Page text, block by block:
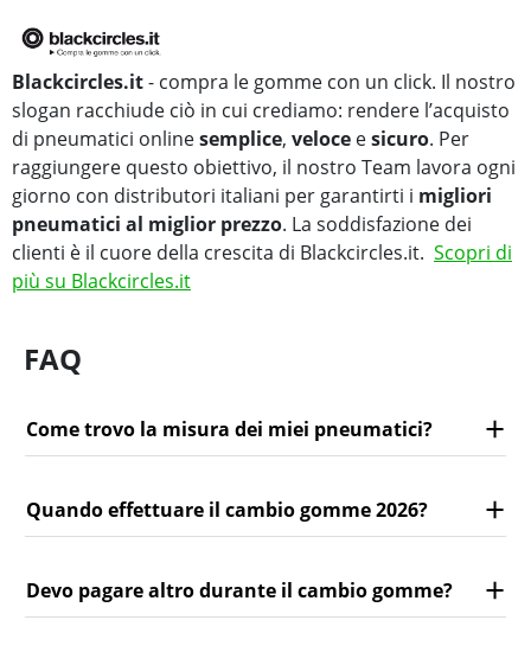
Blackcircles.it- compra le gomme con un click. Il nostro
slogan racchiude ciò in cui crediamo: rendere l’acquisto
di pneumatici onlinesemplice, veloce esicuro. Per
raggiungere questo obiettivo, il nostro Team lavora ogni
giorno con distributori italiani per garantirti i migliori
pneumatici al miglior prezzo. La soddisfazione dei
clienti è il cuore della crescita di Blackcircles.it. Scopri di
più su Blackcircles.it
FAQ
Come trovo la misura dei miei pneumatici?
Quando effettuare il cambio gomme 2026?
Devo pagare altro durante il cambio gomme?